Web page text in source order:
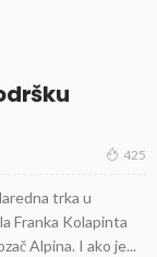
425
trka u
Franka Kolapinta
Alpina. I ako je...